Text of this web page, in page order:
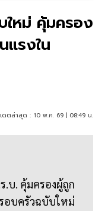
ใหม่ คุ้มครอง
แรงใน
ดตล่าสุด : 10 พ.ค. 69 | 08:49 น.
.บ. คุ้มครองผู้ถูก
อบครัวฉบับใหม่